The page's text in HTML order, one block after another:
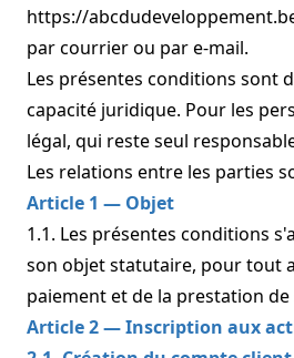
https://
par courrier ou par e-mail.
Les présentes conditions sont
capacité juridique. Pour les
légal, qui reste seul
Les relations entre les parties
Article 1 — Objet
1.1. Les présentes conditions
son objet statutaire, pour tout
paiement et de la prestation de
Article 2 — Inscription aux